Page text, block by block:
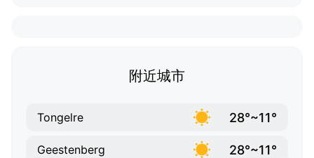
附近城市
Tongelre 28°~11°
Geestenberg 28°~11°